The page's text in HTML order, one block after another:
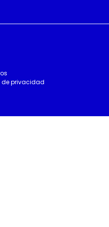
de privacidad